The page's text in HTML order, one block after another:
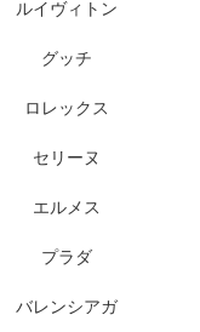
ルイヴィトン
グッチ
ロレックス
セリーヌ
エルメス
プラダ
バレンシアガ